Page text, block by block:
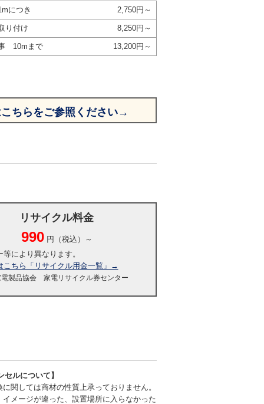
につき 2,750円～
り付け 8,250円～
10mまで 13,200円～
ちらをご参照ください→
リサイクル料金
990円（税込）～
等により異なります。
こちら「リサイクル用金一覧」→
電製品協会 家電リサイクル券センター
ルについて】
関しては商材の性質上承っておりません。
イメージが違った、設置場所に入らなかった